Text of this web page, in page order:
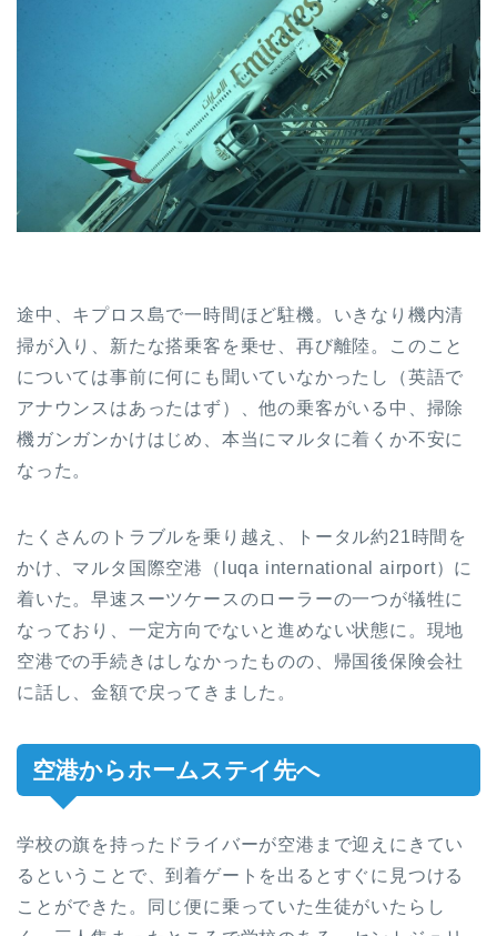
途中、キプロス島で一時間ほど駐機。いきなり機内清
掃が入り、新たな搭乗客を乗せ、再び離陸。このこと
については事前に何にも聞いていなかったし（英語で
アナウンスはあったはず）、他の乗客がいる中、掃除
機ガンガンかけはじめ、本当にマルタに着くか不安に
なった。
たくさんのトラブルを乗り越え、トータル約21時間を
かけ、マルタ国際空港（luqa international airport）に
着いた。早速スーツケースのローラーの一つが犠牲に
なっており、一定方向でないと進めない状態に。現地
空港での手続きはしなかったものの、帰国後保険会社
に話し、金額で戻ってきました。
空港からホームステイ先へ
学校の旗を持ったドライバーが空港まで迎えにきてい
るということで、到着ゲートを出るとすぐに見つける
ことができた。同じ便に乗っていた生徒がいたらし